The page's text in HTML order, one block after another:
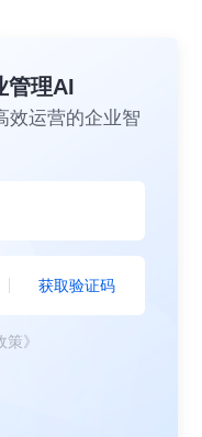
管理AI
效运营的企业智
获取验证码
》